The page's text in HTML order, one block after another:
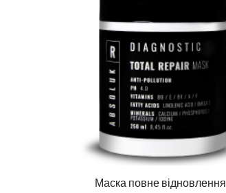
Маска повне відновлення